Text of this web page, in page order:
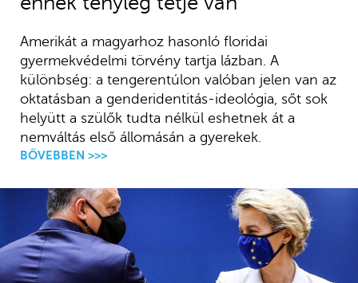
Amerikát a magyarhoz hasonló floridai
gyermekvédelmi törvény tartja lázban. A
különbség: a tengerentúlon valóban jelen van az
oktatásban a genderidentitás-ideológia, sőt sok
helyütt a szülők tudta nélkül eshetnek át a
nemváltás első állomásán a gyerekek.
BŐVEBBEN >>>